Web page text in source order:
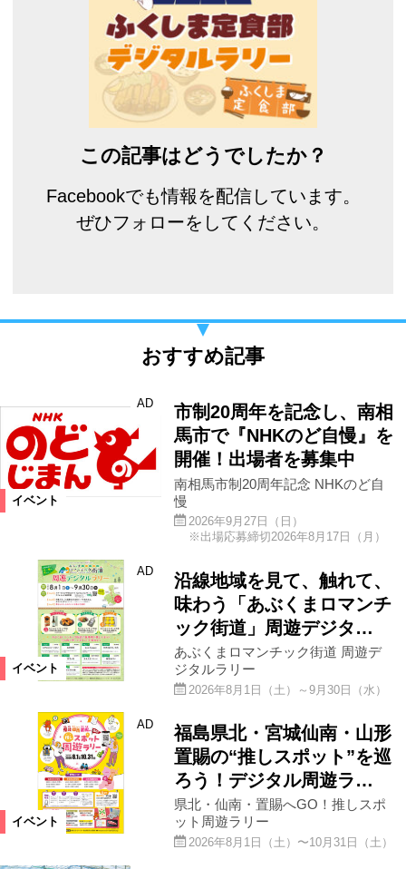
この記事はどうでしたか？
Facebookでも情報を配信しています。
ぜひフォローをしてください。
おすすめ記事
イベント
AD
市制20周年を記念し、南相
馬市で『NHKのど自慢』を
開催！出場者を募集中
南相馬市制20周年記念 NHKのど自
慢
2026年9月27日（日）
※出場応募締切2026年8月17日（月）
イベント
AD
沿線地域を見て、触れて、
味わう「あぶくまロマンチ
ック街道」周遊デジタ…
あぶくまロマンチック街道 周遊デ
ジタルラリー
2026年8月1日（土）～9月30日（水）
イベント
AD
福島県北・宮城仙南・山形
置賜の“推しスポット”を巡
ろう！デジタル周遊ラ…
県北・仙南・置賜へGO！推しスポ
ット周遊ラリー
2026年8月1日（土）〜10月31日（土）